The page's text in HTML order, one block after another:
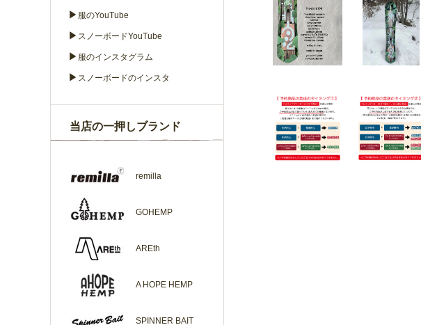
▶ 服のYouTube
▶ スノーボードYouTube
▶ 服のインスタグラム
▶ スノーボードのインスタ
当店の一押しブランド
remilla
GOHEMP
AREth
A HOPE HEMP
SPINNER BAIT